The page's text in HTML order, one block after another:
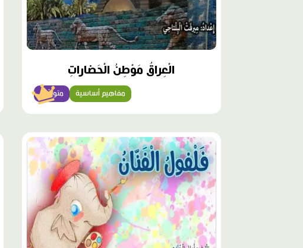
الْعِراقُ مَوْطِنُ الْحَضاراتِ
متوسّط مفاهيم أساسية
محتوى
مميّز